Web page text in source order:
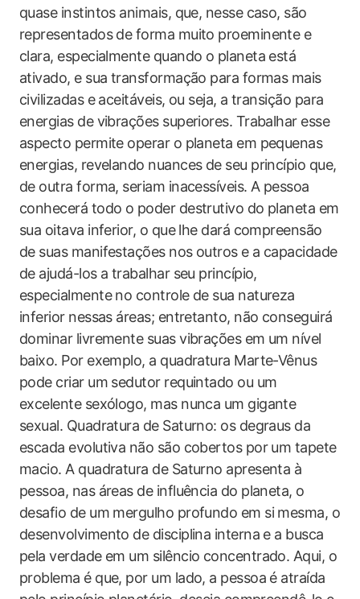
quase instintos animais, que, nesse caso, são
representados de forma muito proeminente e
clara, especialmente quando o planeta está
ativado, e sua transformação para formas mais
civilizadas e aceitáveis, ou seja, a transição para
energias de vibrações superiores. Trabalhar esse
aspecto permite operar o planeta em pequenas
energias, revelando nuances de seu princípio que,
de outra forma, seriam inacessíveis. A pessoa
conhecerá todo o poder destrutivo do planeta em
sua oitava inferior, o que lhe dará compreensão
de suas manifestações nos outros e a capacidade
de ajudá-los a trabalhar seu princípio,
especialmente no controle de sua natureza
inferior nessas áreas; entretanto, não conseguirá
dominar livremente suas vibrações em um nível
baixo. Por exemplo, a quadratura Marte-Vênus
pode criar um sedutor requintado ou um
excelente sexólogo, mas nunca um gigante
sexual. Quadratura de Saturno: os degraus da
escada evolutiva não são cobertos por um tapete
macio. A quadratura de Saturno apresenta à
pessoa, nas áreas de influência do planeta, o
desafio de um mergulho profundo em si mesma, o
desenvolvimento de disciplina interna e a busca
pela verdade em um silêncio concentrado. Aqui, o
problema é que, por um lado, a pessoa é atraída